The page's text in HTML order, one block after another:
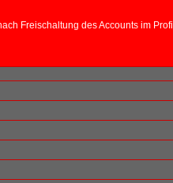
Freischaltung des Accounts im